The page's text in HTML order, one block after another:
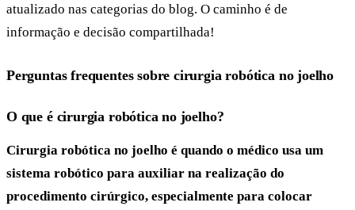
atualizado nas categorias do blog. O caminho é de
informação e decisão compartilhada!
Perguntas frequentes sobre cirurgia robótica no joelho
O que é cirurgia robótica no joelho?
Cirurgia robótica no joelho é quando o médico usa um
sistema robótico para auxiliar na realização do
procedimento cirúrgico, especialmente para colocar